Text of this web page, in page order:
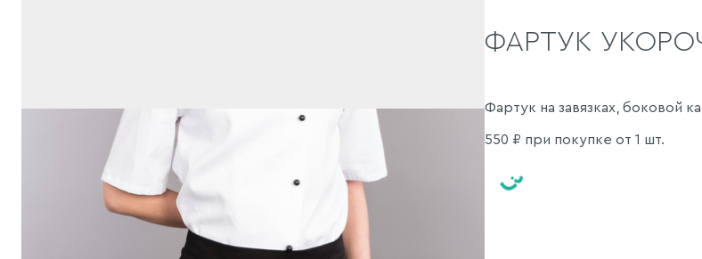
ФАРТУК
Фартук на завязках, боковой
550 ₽ при покупке от 1 шт.